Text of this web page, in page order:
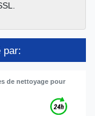
par:
de nettoyage pour